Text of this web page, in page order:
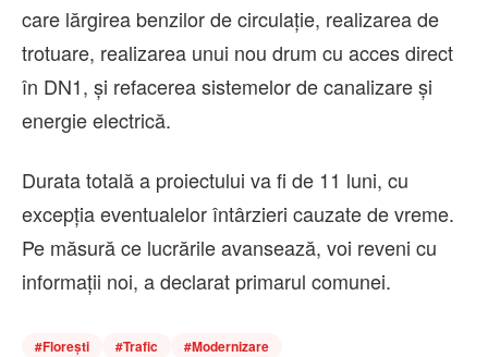
care lărgirea benzilor de circulație, realizarea de
trotuare, realizarea unui nou drum cu acces direct
în DN1, și refacerea sistemelor de canalizare și
energie electrică.
Durata totală a proiectului va fi de 11 luni, cu
excepția eventualelor întârzieri cauzate de vreme.
Pe măsură ce lucrările avansează, voi reveni cu
informații noi, a declarat primarul comunei.
#Florești #Trafic #Modernizare